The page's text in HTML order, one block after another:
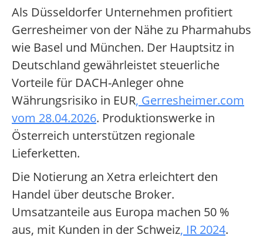
Als Düsseldorfer Unternehmen profitiert
Gerresheimer von der Nähe zu Pharmahubs
wie Basel und München. Der Hauptsitz in
Deutschland gewährleistet steuerliche
Vorteile für DACH-Anleger ohne
Währungsrisiko in EUR, Gerresheimer.com
vom 28.04.2026. Produktionswerke in
Österreich unterstützen regionale
Lieferketten.
Die Notierung an Xetra erleichtert den
Handel über deutsche Broker.
Umsatzanteile aus Europa machen 50 %
aus, mit Kunden in der Schweiz, IR 2024.